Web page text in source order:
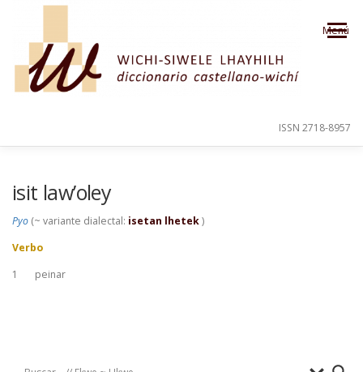
Saltar al contenido
Menú
ISSN 2718-8957
isit law’oley
Pyo (~ variante dialectal: isetan lhetek)
Verbo
1
peinar